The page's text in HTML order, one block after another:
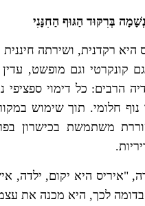
בְּרִקּוּד הַגּוּף הַחִנָּנִי
היא רקדנית, ושירתה
קונקרטי וגם מופשט,
הרבים: כל דימוי
נוף חלומי. תוך שימוש
משתמשת בכישרון
"איריס היא יקום, ילדה,
בדומה לכך, היא מכנה את